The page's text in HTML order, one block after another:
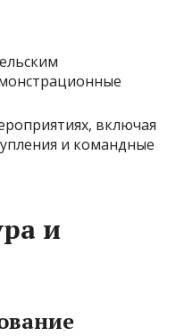
включая
и командные
и